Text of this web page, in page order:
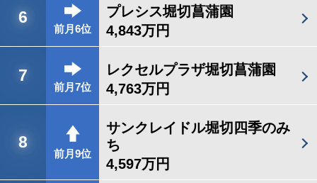
6
前月6位
プレシス堀切菖蒲園
4,843万円
7
前月7位
レクセルプラザ堀切菖蒲園
4,763万円
8
前月9位
サンクレイドル堀切四季のみ
ち
4,597万円